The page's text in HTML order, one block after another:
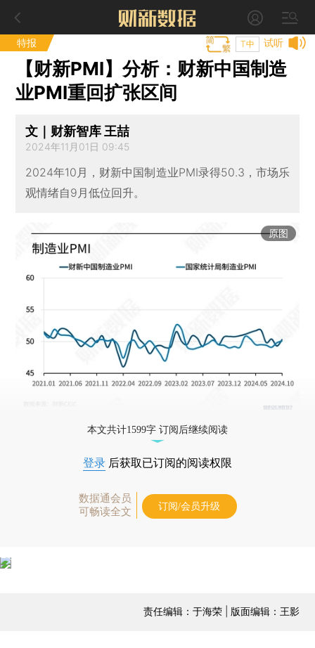
特报 试听
T中
【财新PMI】分析：财新中国制造
业PMI重回扩张区间
文｜财新智库 王喆
2024年11月01日 09:45
2024年10月，财新中国制造业PMI录得50.3，市场乐
观情绪自9月低位回升。
原图
本文共计1599字 订阅后继续阅读
登录 后获取已订阅的阅读权限
数据通会员
可畅读全文
订阅/会员升级
责任编辑：于海荣 | 版面编辑：王影